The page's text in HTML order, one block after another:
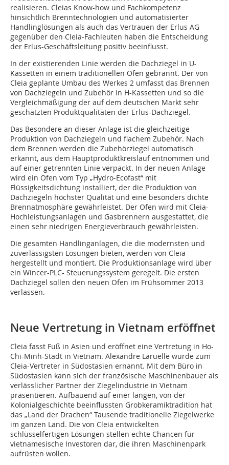
realisieren. Cleias Know-how und Fachkompetenz
hinsichtlich Brenntechnologien und automatisierter
Handlinglösungen als auch das Vertrauen der Erlus AG
gegenüber den Cleia-Fachleuten haben die Entscheidung
der Erlus-Geschäftsleitung positiv beeinflusst.
In der existierenden Linie werden die Dachziegel in U-
Kassetten in einem traditionellen Ofen gebrannt. Der von
Cleia geplante Umbau des Werkes 2 umfasst das Brennen
von Dachziegeln und Zubehör in H-Kassetten und so die
Vergleichmäßigung der auf dem deutschen Markt sehr
geschätzten Produktqualitäten der Erlus-Dachziegel.
Das Besondere an dieser Anlage ist die gleichzeitige
Produktion von Dachziegeln und flachem Zubehör. Nach
dem Brennen werden die Zubehörziegel automatisch
erkannt, aus dem Hauptproduktkreislauf entnommen und
auf einer getrennten Linie verpackt. In der neuen Anlage
wird ein Ofen vom Typ „Hydro-Ecofast“ mit
Flüssigkeitsdichtung installiert, der die Produktion von
Dachziegeln höchster Qualität und eine besonders dichte
Brennatmosphäre gewährleistet. Der Ofen wird mit Cleia-
Hochleistungsanlagen und Gasbrennern ausgestattet, die
einen sehr niedrigen Energieverbrauch gewährleisten.
Die gesamten Handlinganlagen, die die modernsten und
zuverlässigsten Lösungen bieten, werden von Cleia
hergestellt und montiert. Die Produktionsanlage wird über
ein Wincer-PLC- Steuerungssystem geregelt. Die ersten
Dachziegel sollen den neuen Ofen im Frühsommer 2013
verlassen.
Neue Vertretung in ­Vietnam erföffnet
Cleia fasst Fuß in Asien und eröffnet eine Vertretung in Ho-
Chi-Minh-Stadt in Vietnam. Alexandre Laruelle wurde zum
Cleia-Vertreter in Südostasien ernannt. Mit dem Büro in
Süd­ostasien kann sich der französische Maschinenbauer als
verlässlicher Partner der Ziegelindustrie in Vietnam
präsentieren. Aufbauend auf einer langen, von der
Kolonialgeschichte beeinflussten Grobkeramiktradition hat
das „Land der Drachen“ Tausende traditionelle Ziegelwerke
im ganzen Land. Die von Cleia entwickelten
schlüsselfertigen Lösungen stellen echte Chancen für
vietnamesische Investoren dar, die ihren Maschinenpark
aufrüsten wollen.